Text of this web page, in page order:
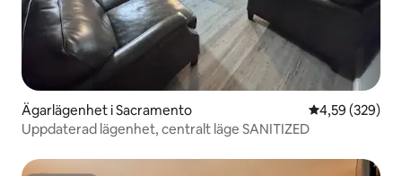
Ägarlägenhet i Sacramento 4,59 av 5 i
4,59 (329)
Uppdaterad lägenhet, centralt läge SANITIZED